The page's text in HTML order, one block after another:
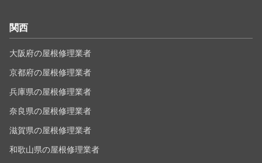
関西
大阪府の屋根修理業者
京都府の屋根修理業者
兵庫県の屋根修理業者
奈良県の屋根修理業者
滋賀県の屋根修理業者
和歌山県の屋根修理業者